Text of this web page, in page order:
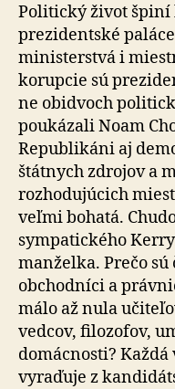
Politický život špiní
pre­zi­den­tské
ministerstvá i
korupcie sú
ne obidvoch
poukázali Noam
Republikáni aj
štátnych zdrojov a
rozhodujúcich
veľmi bohatá.
sympatického
manželka. Prečo
obchodníci a
málo až nula
vedcov, filozofov,
do­mác­nos­ti?
vyraďuje z